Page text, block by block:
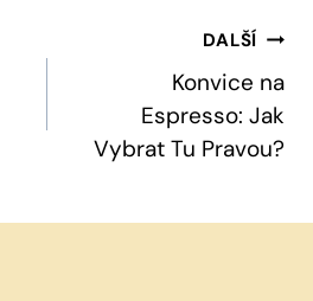
DALŠÍ
Konvice na
Espresso: Jak
Vybrat Tu Pravou?